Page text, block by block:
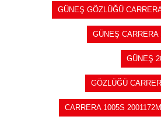
GÜNEŞ GÖZLÜĞÜ
GÜNEŞ CARRERA
GÜNEŞ
GÖZLÜĞÜ
CARRERA 1005S